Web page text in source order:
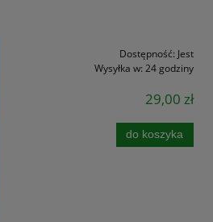
Dostępność: Jest
Wysyłka w: 24 godziny
29,00 zł
do koszyka